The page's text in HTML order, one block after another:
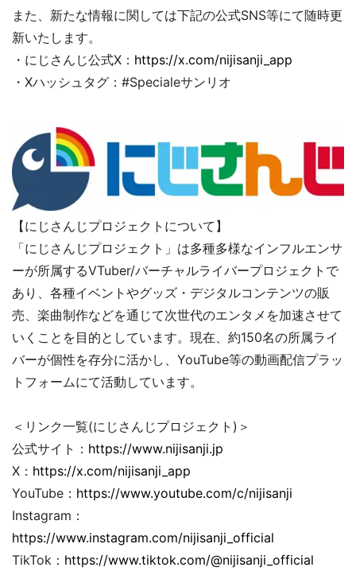
また、新たな情報に関しては下記の公式SNS等にて随時更
新いたします。
・にじさんじ公式X： https://x.com/nijisanji_app
・Xハッシュタグ：#Specialeサンリオ
【にじさんじプロジェクトについて】
「にじさんじプロジェクト」は多種多様なインフルエンサ
ーが所属するVTuber/バーチャルライバープロジェクトで
あり、各種イベントやグッズ・デジタルコンテンツの販
売、楽曲制作などを通じて次世代のエンタメを加速させて
いくことを目的としています。現在、約150名の所属ライ
バーが個性を存分に活かし、YouTube等の動画配信プラッ
トフォームにて活動しています。
＜リンク一覧(にじさんじプロジェクト)＞
公式サイト： https://www.nijisanji.jp
X： https://x.com/nijisanji_app
YouTube： https://www.youtube.com/c/nijisanji
Instagram：
https://www.instagram.com/nijisanji_official
TikTok： https://www.tiktok.com/@nijisanji_official